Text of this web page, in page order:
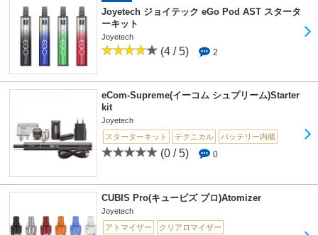
Joyetech ジョイテック eGo Pod AST スタータ
ーキット
Joyetech
(4 / 5) 2
eCom-Supreme(イーコム シュプリーム)Starter
kit
Joyetech
スターターキット
テクニカル バッテリー内蔵
(0 / 5) 0
CUBIS Pro(キュービズ プロ)Atomizer
Joyetech
アトマイザー
クリアロマイザー